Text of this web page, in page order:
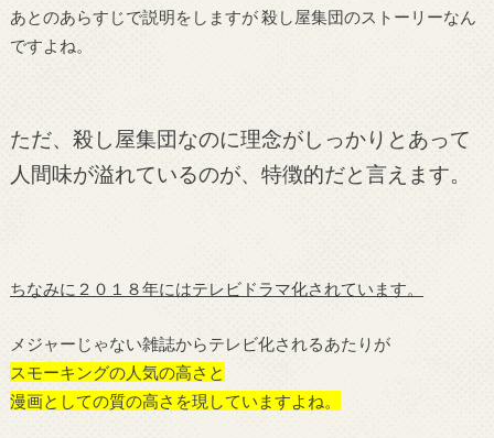
あとのあらすじで説明をしますが 殺し屋集団のストーリーなん
ですよね。
ただ、殺し屋集団なのに理念がしっかりとあって
人間味が溢れているのが、特徴的だと言えます。
ちなみに２０１８年にはテレビドラマ化されています。
メジャーじゃない雑誌からテレビ化されるあたりが
スモーキングの人気の高さと
漫画としての質の高さを現していますよね。